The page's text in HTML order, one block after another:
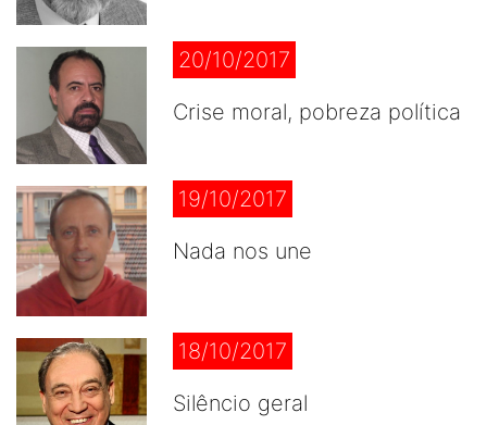
20/10/2017
Crise moral, pobreza política
19/10/2017
Nada nos une
18/10/2017
Silêncio geral